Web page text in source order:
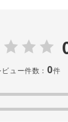
ビュー件数： 0件